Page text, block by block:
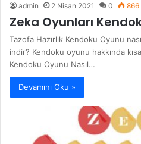
admin 2 Nisan 2021 0 866
Zeka Oyunları
Tazofa Hazırlık Kendoku Oyunu
indir? Kendoku oyunu hakkında
Kendoku Oyunu Nasıl…
Devamını Oku »